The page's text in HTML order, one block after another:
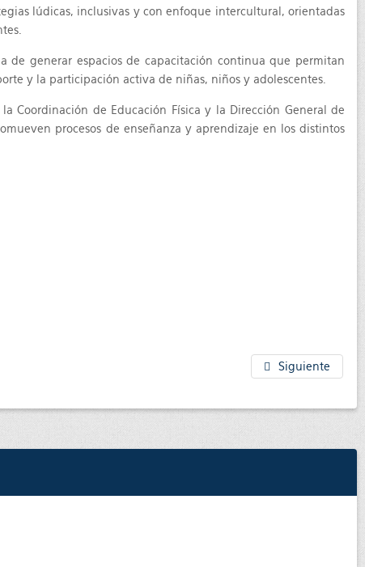
lúdicas, inclusivas y con enfoque intercultural, orientadas
de generar espacios de capacitación continua que permitan
y la participación activa de niñas, niños y adolescentes.
Coordinación de Educación Física y la Dirección General de
procesos de enseñanza y aprendizaje en los distintos
Siguiente